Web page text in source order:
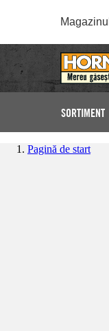
Magazinul
SORTIMENT
Pagină de start